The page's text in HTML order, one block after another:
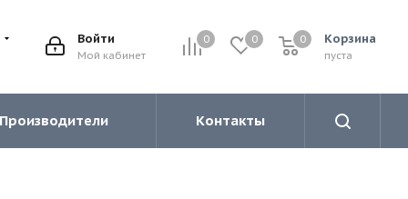
0 0 Корзина
0
пуста
0
Войти
Мой кабинет
Производители Контакты